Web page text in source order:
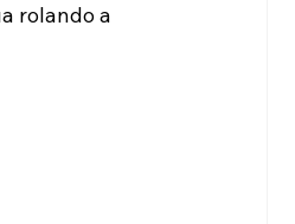
rolando a